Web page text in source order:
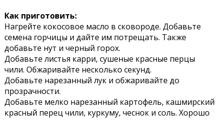
Как приготовить:
Нагрейте кокосовое масло в сковороде. Добавьте
семена горчицы и дайте им потрещать. Также
добавьте нут и черный горох.
Добавьте листья карри, сушеные красные перцы
чили. Обжаривайте несколько секунд.
Добавьте нарезанный лук и обжаривайте до
прозрачности.
Добавьте мелко нарезанный картофель, кашмирский
красный перец чили, куркуму, чеснок и соль. Хорошо